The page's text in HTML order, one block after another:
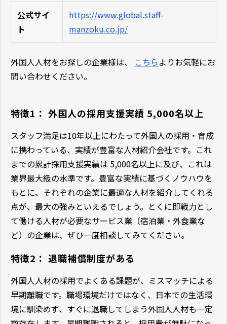
公式サイ
ト
https://www.global.staff-
manzoku.co.jp/
外国人人材をお探しの企業様は、 こちらよりお気軽にお
問い合わせください。
特徴1： 外国人の採用支援実績 5,000名以上
スタッフ満足は10年以上にわたって外国人の採用・育成
に携わっている、実績が豊富な人材紹介会社です。これ
までの累計採用支援実績は 5,000名以上に及び、これは
業界最大級の水準です。豊富な実績に基づくノウハウを
もとに、それぞれの企業に最適な人材を紹介してくれる
点が、最大の強みといえるでしょう。とくに即戦力とし
て働ける人材が必要なサービス業（宿泊業・外食業な
ど）の企業は、ぜひ一度相談してみてください。
特徴2： 退職補償制度がある
外国人人材の採用でよくある課題が、ミスマッチによる
早期離職です。職場環境だけではなく、日本での生活環
境に馴染めず、すぐに退職してしまう外国人人材も一定